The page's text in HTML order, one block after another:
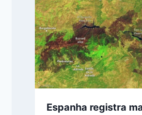
Espanha registra